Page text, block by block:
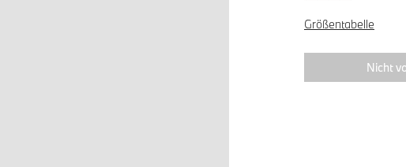
Größentabelle
Nicht